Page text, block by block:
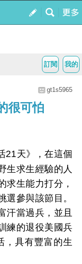
我的
訂閱
gt1s5965
很可怕
21天》，在這個
生求生經驗的人
求生能力打分，
選參與該節目。
汗當過兵，並且
練的退役美國兵
，具有豐富的生